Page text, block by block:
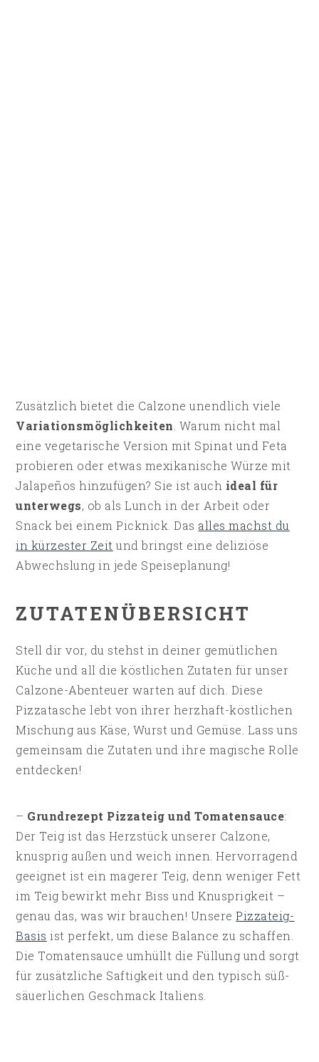
Zusätzlich bietet die Calzone unendlich viele
Variationsmöglichkeiten . Warum nicht mal
eine vegetarische Version mit Spinat und Feta
probieren oder etwas mexikanische Würze mit
Jalapeños hinzufügen? Sie ist auch ideal für
unterwegs, ob als Lunch in der Arbeit oder
Snack bei einem Picknick. Das alles machst du
in kürzester Zeit und bringst eine deliziöse
Abwechslung in jede Speiseplanung!
ZUTATENÜBERSICHT
Stell dir vor, du stehst in deiner gemütlichen
Küche und all die köstlichen Zutaten für unser
Calzone-Abenteuer warten auf dich. Diese
Pizzatasche lebt von ihrer herzhaft-köstlichen
Mischung aus Käse, Wurst und Gemüse. Lass uns
gemeinsam die Zutaten und ihre magische Rolle
entdecken!
– Grundrezept Pizzateig und Tomatensauce:
Der Teig ist das Herzstück unserer Calzone,
knusprig außen und weich innen. Hervorragend
geeignet ist ein magerer Teig, denn weniger Fett
im Teig bewirkt mehr Biss und Knusprigkeit –
genau das, was wir brauchen! UnserePizzateig-
Basis ist perfekt, um diese Balance zu schaffen.
Die Tomatensauce umhüllt die Füllung und sorgt
für zusätzliche Saftigkeit und den typisch süß-
säuerlichen Geschmack Italiens.